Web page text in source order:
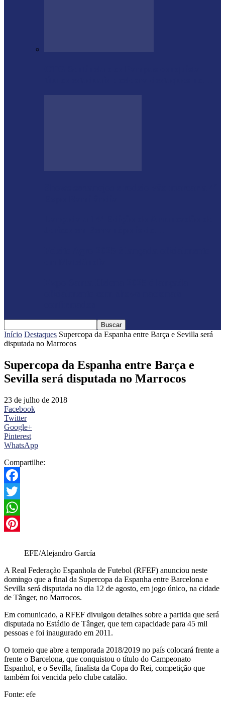
Início Destaques Supercopa da Espanha entre Barça e Sevilla será
disputada no Marrocos
Supercopa da Espanha entre Barça e
Sevilla será disputada no Marrocos
23 de julho de 2018
Facebook
Twitter
Google+
Pinterest
WhatsApp
Compartilhe:
Facebook
Twitter
WhatsApp
EFE/Alejandro García
A Real Federação Espanhola de Futebol (RFEF) anunciou neste
domingo que a final da Supercopa da Espanha entre Barcelona e
Sevilla será disputada no dia 12 de agosto, em jogo único, na cidade
de Tânger, no Marrocos.
Em comunicado, a RFEF divulgou detalhes sobre a partida que será
disputada no Estádio de Tânger, que tem capacidade para 45 mil
pessoas e foi inaugurado em 2011.
O torneio que abre a temporada 2018/2019 no país colocará frente a
frente o Barcelona, que conquistou o título do Campeonato
Espanhol, e o Sevilla, finalista da Copa do Rei, competição que
também foi vencida pelo clube catalão.
Fonte: efe